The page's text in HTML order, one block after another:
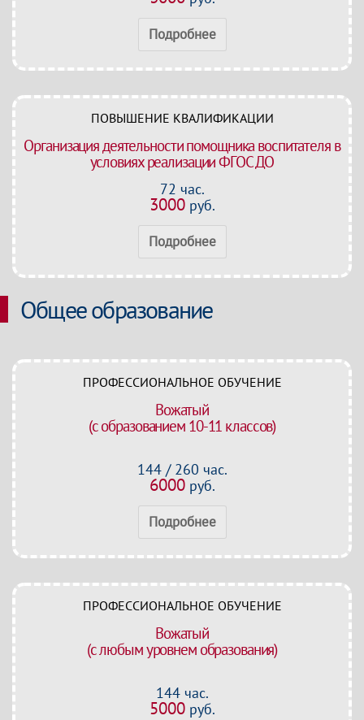
Подробнее
ПОВЫШЕНИЕ КВАЛИФИКАЦИИ
Организация деятельности помощника воспитателя в
условиях реализации ФГОС ДО
72 час.
3000руб.
Подробнее
Общее образование
ПРОФЕССИОНАЛЬНОЕ ОБУЧЕНИЕ
Вожатый
(с образованием 10-11 классов)
144 / 260 час.
6000руб.
Подробнее
ПРОФЕССИОНАЛЬНОЕ ОБУЧЕНИЕ
Вожатый
(с любым уровнем образования)
144 час.
5000руб.